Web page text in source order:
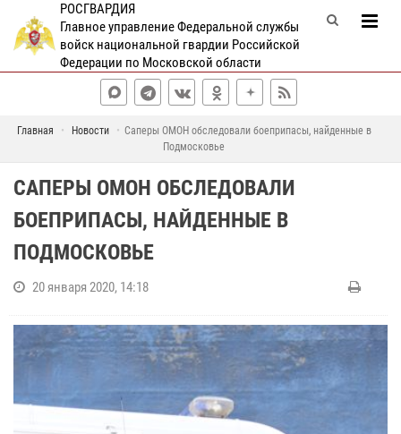
РОСГВАРДИЯ
Главное управление Федеральной службы
войск национальной гвардии Российской
Федерации по Московской области
Главная Новости
Саперы ОМОН обследовали боеприпасы, найденные в
Подмосковье
САПЕРЫ ОМОН ОБСЛЕДОВАЛИ
БОЕПРИПАСЫ, НАЙДЕННЫЕ В
ПОДМОСКОВЬЕ
20 января 2020, 14:18